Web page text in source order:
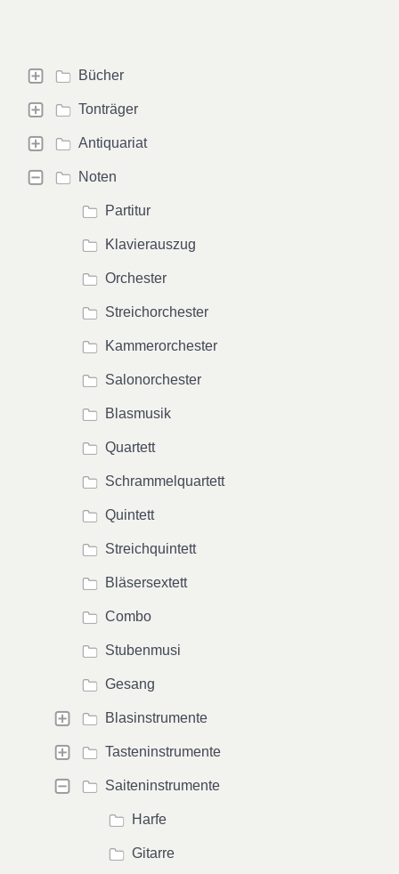
Bücher
Tonträger
Antiquariat
Noten
Partitur
Klavierauszug
Orchester
Streichorchester
Kammerorchester
Salonorchester
Blasmusik
Quartett
Schrammelquartett
Quintett
Streichquintett
Bläsersextett
Combo
Stubenmusi
Gesang
Blasinstrumente
Tasteninstrumente
Saiteninstrumente
Harfe
Gitarre